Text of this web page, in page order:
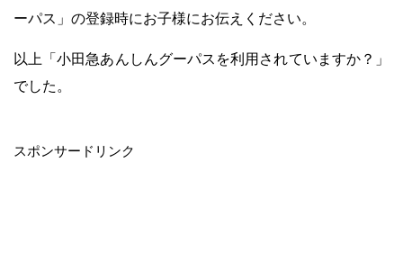
ーパス」の登録時にお子様にお伝えください。
以上「小田急あんしんグーパスを利用されていますか？」
でした。
スポンサードリンク